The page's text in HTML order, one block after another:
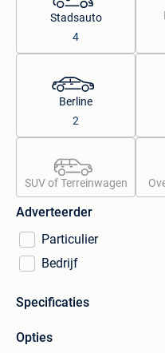
Stadsauto
4
Berline
2
SUV of Terreinwagen
Adverteerder
Particulier
Bedrijf
Specificaties
Opties